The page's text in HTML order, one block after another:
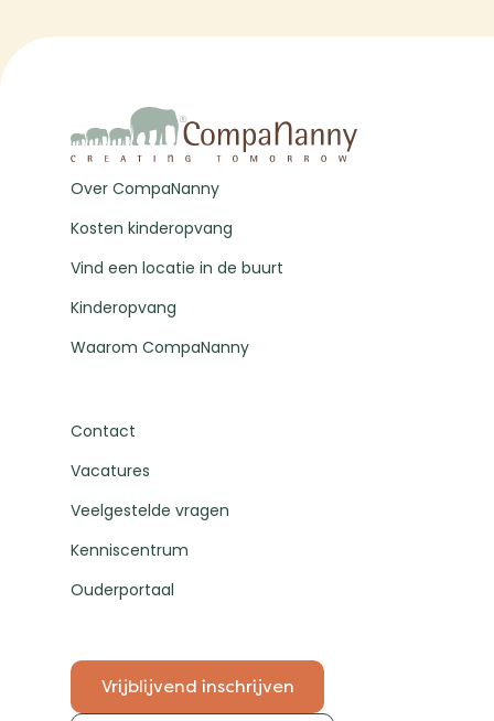
Over CompaNanny
Kosten kinderopvang
Vind een locatie in de buurt
Kinderopvang
Waarom CompaNanny
Contact
Vacatures
Veelgestelde vragen
Kenniscentrum
Ouderportaal
Vrijblijvend inschrijven